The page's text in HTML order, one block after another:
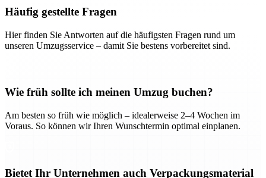
Häufig gestellte Fragen
Hier finden Sie Antworten auf die häufigsten Fragen rund um
unseren Umzugsservice – damit Sie bestens vorbereitet sind.
Wie früh sollte ich meinen Umzug buchen?
Am besten so früh wie möglich – idealerweise 2–4 Wochen im
Voraus. So können wir Ihren Wunschtermin optimal einplanen.
Bietet Ihr Unternehmen auch Verpackungsmaterial